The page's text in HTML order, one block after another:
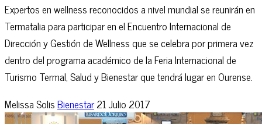
Expertos en wellness reconocidos a nivel mundial se reunirán en
Termatalia para participar en el Encuentro Internacional de
Dirección y Gestión de Wellness que se celebra por primera vez
dentro del programa académico de la Feria Internacional de
Turismo Termal, Salud y Bienestar que tendrá lugar en Ourense.
Melissa SolisBienestar21 Julio 2017